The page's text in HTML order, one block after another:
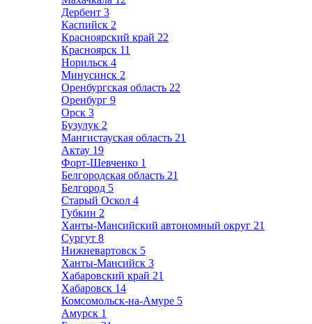
Дербент 3
Каспийск 2
Красноярский край 22
Красноярск 11
Норильск 4
Минусинск 2
Оренбургская область 22
Оренбург 9
Орск 3
Бузулук 2
Мангистауская область 21
Актау 19
Форт-Шевченко 1
Белгородская область 21
Белгород 5
Старый Оскол 4
Губкин 2
Ханты-Мансийский автономный округ 21
Сургут 8
Нижневартовск 5
Ханты-Мансийск 3
Хабаровский край 21
Хабаровск 14
Комсомольск-на-Амуре 5
Амурск 1